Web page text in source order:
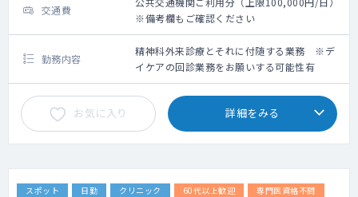
交通費
※備考欄もご確認ください
勤務内容
精神科外来診療とそれに付随する業務 ※デ
イケアの回診業務をお願いする可能性有
お気に入り 詳細をみる
スポット 日勤 クリニック 60代以上歓迎
専門医資格不問